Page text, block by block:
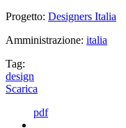
Progetto: Designers Italia
Amministrazione: italia
Tag:
design
Scarica
pdf